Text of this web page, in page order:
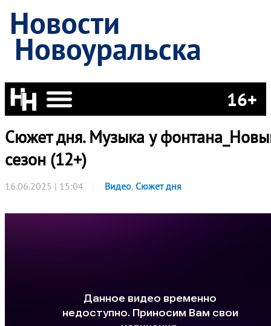
Новости
Новоуральска
16+
Сюжет дня. Музыка у
сезон (12+)
16.06.2025 | 15:04 Видео, Сюжет дня